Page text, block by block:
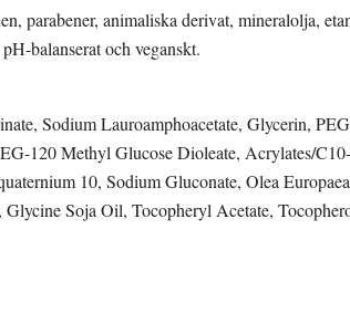
parabener, animaliska derivat, mineralolja,
balanserat och veganskt.
Sodium Lauroamphoacetate, Glycerin,
120 Methyl Glucose Dioleate, Acrylates/
10, Sodium Gluconate, Olea
Soja Oil, Tocopheryl Acetate,